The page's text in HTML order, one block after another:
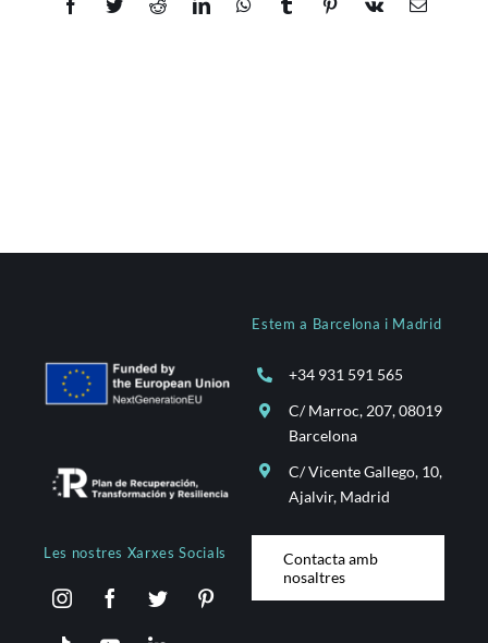
FacebookTwitterRedditLinkedInWhatsAppTumblrPinterest
Vk Email
Les nostres Xarxes Socials
Estem a Barcelona i Madrid
+34 931 591 565
C/ Marroc, 207, 08019
Barcelona
C/ Vicente Gallego, 10,
Ajalvir, Madrid
Contacta amb
nosaltres